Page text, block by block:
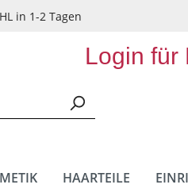
in 1-2 Tagen
Login für
HAARTEILE